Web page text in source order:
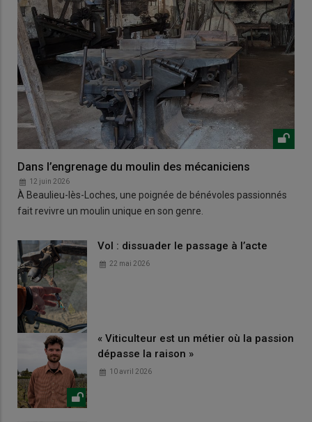
Dans l’engrenage du moulin des mécaniciens
12 juin 2026
À Beaulieu-lès-Loches, une poignée de bénévoles passionnés
fait revivre un moulin unique en son genre.
Vol : dissuader le passage à l’acte
22 mai 2026
« Viticulteur est un métier où la passion
dépasse la raison »
10 avril 2026